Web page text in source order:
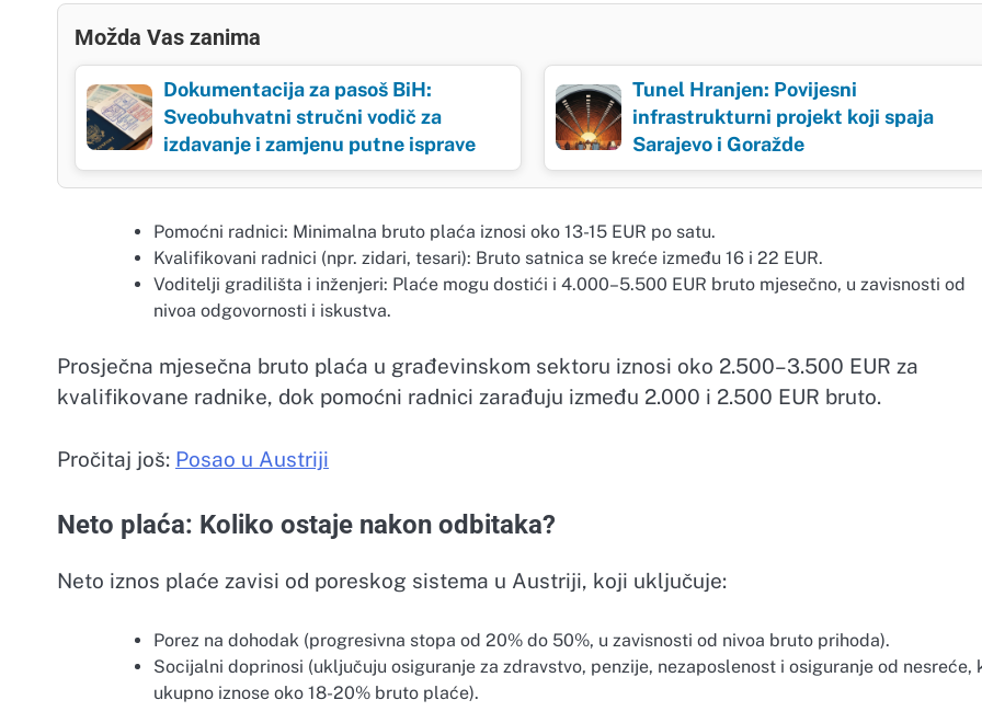
Možda Vas zanima
Dokumentacija za pasoš BiH:
Sveobuhvatni stručni vodič za
izdavanje i zamjenu putne isprave
Tunel Hranjen: Povijesni
infrastrukturni projekt koji spaja
Sarajevo i Goražde
Pomoćni radnici: Minimalna bruto plaća iznosi oko 13-15 EUR po satu.
Kvalifikovani radnici (npr. zidari, tesari): Bruto satnica se kreće između 16 i 22 EUR.
Voditelji gradilišta i inženjeri: Plaće mogu dostići i 4.000–5.500 EUR bruto mjesečno, u zavisnosti od
nivoa odgovornosti i iskustva.
Prosječna mjesečna bruto plaća u građevinskom sektoru iznosi oko 2.500–3.500 EUR za
kvalifikovane radnike, dok pomoćni radnici zarađuju između 2.000 i 2.500 EUR bruto.
Pročitaj još: Posao u Austriji
Neto plaća: Koliko ostaje nakon odbitaka?
Neto iznos plaće zavisi od poreskog sistema u Austriji, koji uključuje:
Porez na dohodak (progresivna stopa od 20% do 50%, u zavisnosti od nivoa bruto prihoda).
Socijalni doprinosi (uključuju osiguranje za zdravstvo, penzije, nezaposlenost i osiguranje od nesreće,
ukupno iznose oko 18-20% bruto plaće).